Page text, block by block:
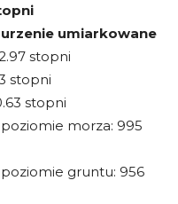
umiarkowane
stopni
stopni
stopni
morza: 995
gruntu: 956